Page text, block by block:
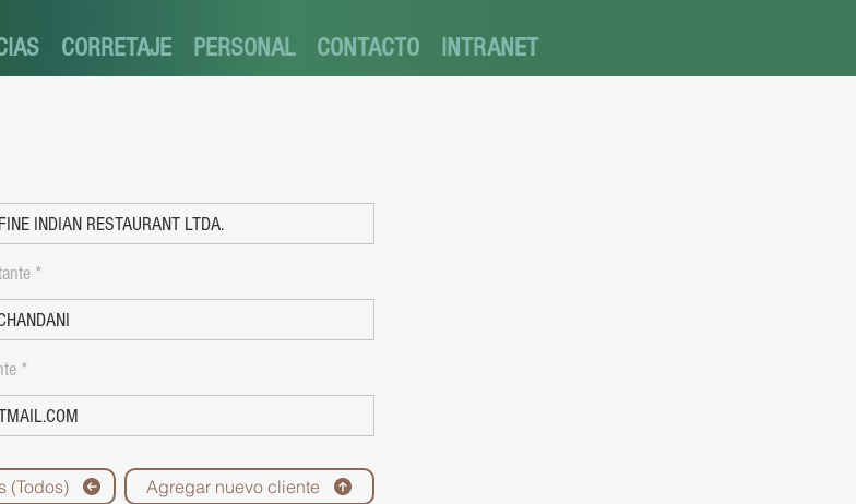
CORRETAJE PERSONAL CONTACTO INTRANET
(Todos) Agregar nuevo cliente